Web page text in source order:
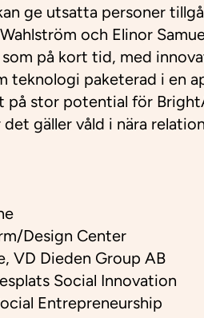
ge utsatta personer
och Elinor
på kort tid, med
teknologi paketerad i en
på stor potential för
gäller våld i nära
Design Center
VD Dieden Group AB
Social Innovation
Entrepreneurship